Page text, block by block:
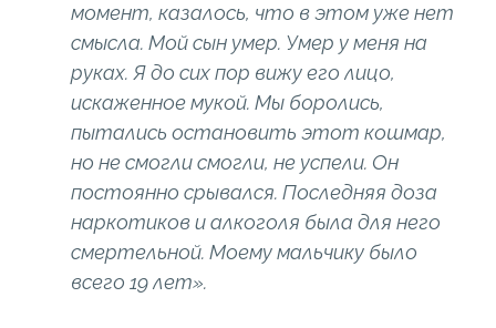
момент, казалось, что в этом уже нет
смысла. Мой сын умер. Умер у меня на
руках. Я до сих пор вижу его лицо,
искаженное мукой. Мы боролись,
пытались остановить этот кошмар,
но не смогли смогли, не успели. Он
постоянно срывался. Последняя доза
наркотиков и алкоголя была для него
смертельной. Моему мальчику было
всего 19 лет».